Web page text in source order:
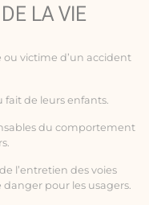
LA VIE
ou victime d’un accident
fait de leurs enfants.
du comportement
l’entretien des voies
pour les usagers.